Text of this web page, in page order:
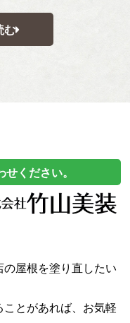
む
ください。
屋根を塗り直したい
とがあれば、 お気軽